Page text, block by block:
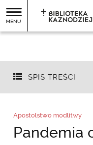
MENU
SPIS TREŚCI
Apostolstwo modlitwy
Pandemia